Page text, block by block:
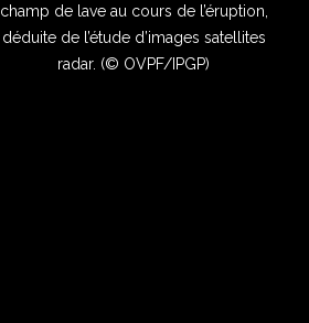
champ de lave au cours de l’éruption,
déduite de l’étude d’images satellites
radar. (© OVPF/IPGP)